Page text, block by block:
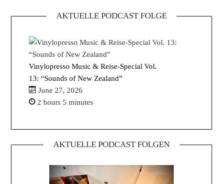
AKTUELLE PODCAST FOLGE
Vinylopresso Music & Reise-Special Vol.
13: “Sounds of New Zealand”
June 27, 2026
2 hours 5 minutes
AKTUELLE PODCAST FOLGEN